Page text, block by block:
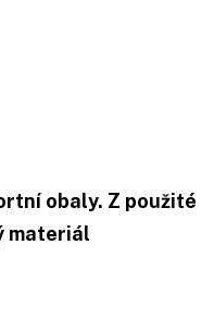
obaly. Z použité
materiál